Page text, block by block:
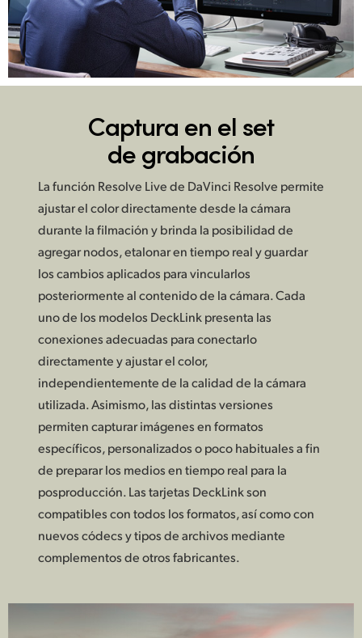
Captura en el set
de grabación
La función Resolve Live de DaVinci Resolve permite
ajustar el color directamente desde la cámara
durante la filmación y brinda la posibilidad de
agregar nodos, etalonar en tiempo real y guardar
los cambios aplicados para vincularlos
posteriormente al contenido de la cámara. Cada
uno de los modelos DeckLink presenta las
conexiones adecuadas para conectarlo
directamente y ajustar el color,
independientemente de la calidad de la cámara
utilizada. Asimismo, las distintas versiones
permiten capturar imágenes en formatos
específicos, personalizados o poco habituales a fin
de preparar los medios en tiempo real para la
posproducción. Las tarjetas DeckLink son
compatibles con todos los formatos, así como con
nuevos códecs y tipos de archivos mediante
complementos de otros fabricantes.